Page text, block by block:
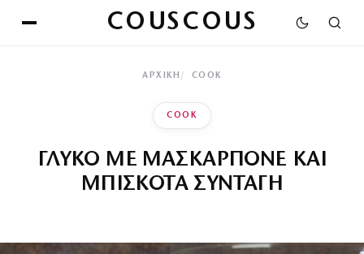
COUSCOUS
ΑΡΧΙΚΉ COOK
COOK
ΓΛΥΚΟ ΜΕ ΜΑΣΚΑΡΠΟΝΕ ΚΑΙ
ΜΠΙΣΚΟΤΑ ΣΥΝΤΑΓΗ